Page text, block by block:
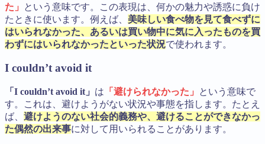
た」
という意味です。この表現は、何かの魅力や誘惑に負け
たときに使います。例えば、 美味しい食べ物を見て食べずに
はいられなかった、あるいは買い物中に気に入ったものを買
わずにはいられなかったといった状況で使われます。
I couldn’t avoid it
「I couldn’t avoid it」 は 「避けられなかった」
という意味で
す。これは、避けようがない状況や事態を指します。たとえ
ば、 避けようのない社会的義務や、避けることができなかっ
た偶然の出来事に対して用いられることがあります。